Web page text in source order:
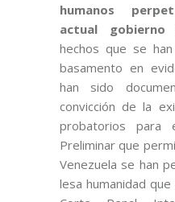
humanos
actual gobierno
hechos que se
basamento en
han sido
convicción de la
probatorios para
Preliminar que
Venezuela se han
lesa humanidad